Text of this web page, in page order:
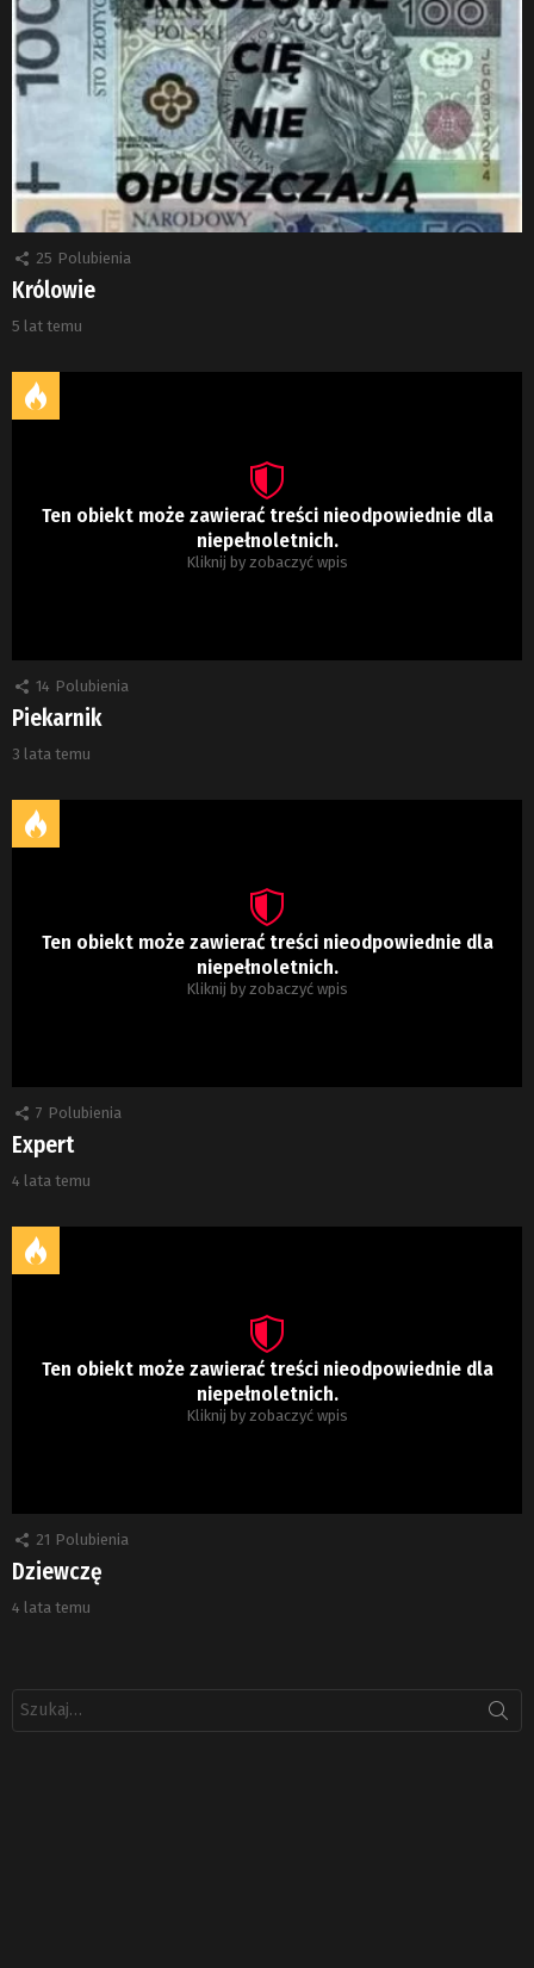
25 Polubienia
Królowie
5 lat temu
Ten obiekt może zawierać treści nieodpowiednie dla
niepełnoletnich.
Kliknij by zobaczyć wpis
14 Polubienia
Piekarnik
3 lata temu
Ten obiekt może zawierać treści nieodpowiednie dla
niepełnoletnich.
Kliknij by zobaczyć wpis
7 Polubienia
Expert
4 lata temu
Ten obiekt może zawierać treści nieodpowiednie dla
niepełnoletnich.
Kliknij by zobaczyć wpis
21 Polubienia
Dziewczę
4 lata temu